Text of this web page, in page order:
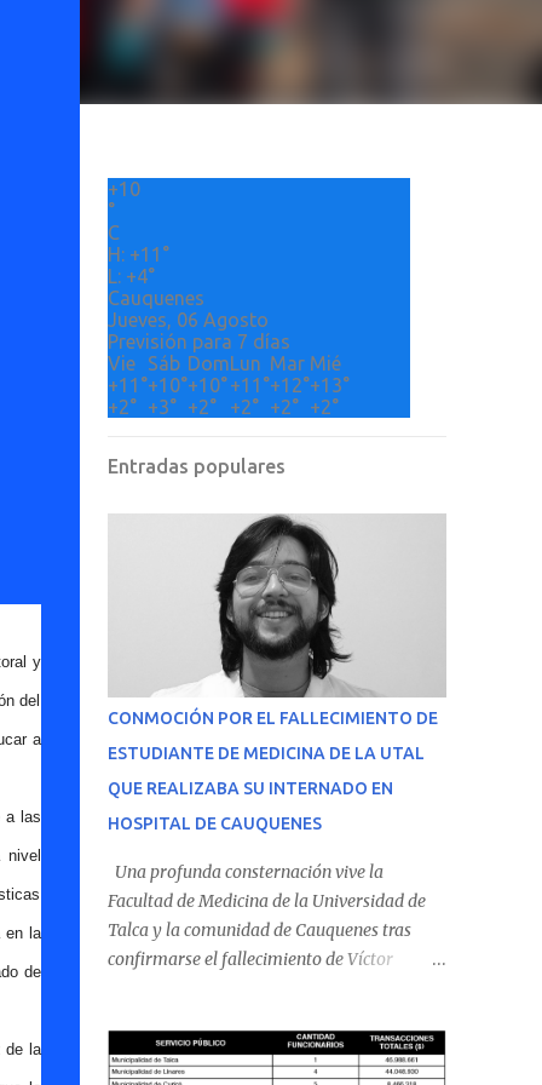
y
del
a
a las
en la
de
de la
+10
°
C
H: +11°
L: +4°
Cauquenes
Jueves, 06 Agosto
Previsión para 7 días
Vie
Sáb DomLun Mar Mié
+11°+10°+10°+11°+12°+13°
+2° +3° +2° +2° +2° +2°
Entradas populares
CONMOCIÓN POR EL FALLECIMIENTO DE
ESTUDIANTE DE MEDICINA DE LA UTAL
QUE REALIZABA SU INTERNADO EN
HOSPITAL DE CAUQUENES
Una profunda consternación vive la
Facultad de Medicina de la Universidad de
Talca y la comunidad de Cauquenes tras
confirmarse el fallecimiento de Víctor
Cauquenes. De acuerdo con los antecedentes
conocidos, el joven se presentó a cumplir su